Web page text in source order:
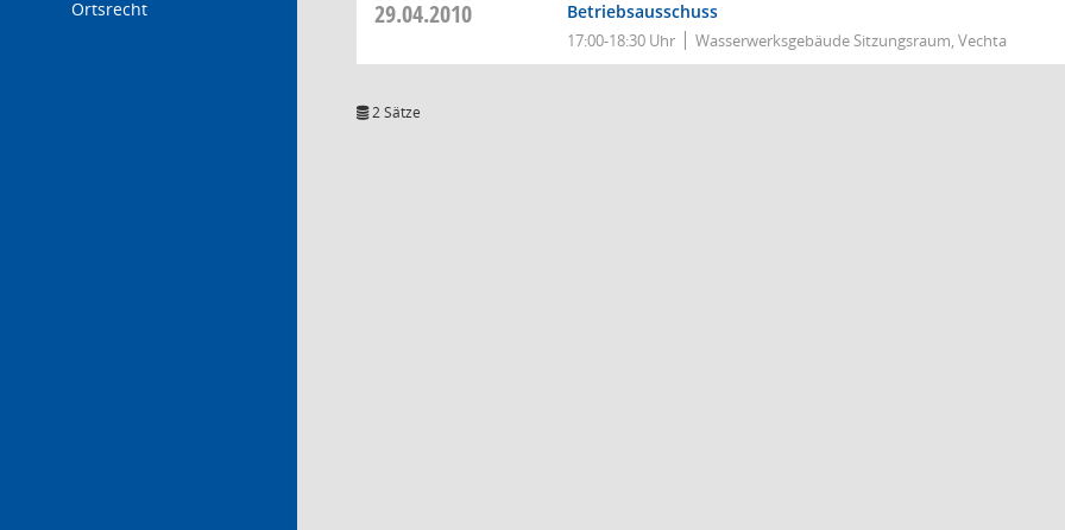
Ortsrecht
29.04.2010 Betriebsausschuss
17:00-18:30 Uhr Wasserwerksgebäude Sitzungsraum, Vechta
2 Sätze